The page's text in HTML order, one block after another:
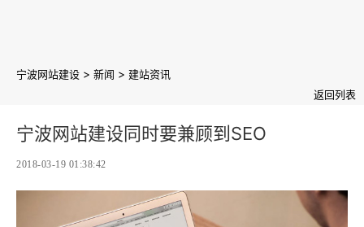
宁波网站建设 > 新闻 > 建站资讯
返回列表
宁波网站建设同时要兼顾到SEO
2018-03-19 01:38:42